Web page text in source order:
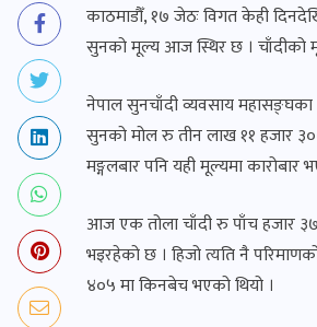
काठमाडौँ, १७ जेठः विगत केही
सुनको मूल्य आज स्थिर छ । चाँदीको
नेपाल सुनचाँदी व्यवसाय
सुनको मोल रु तीन लाख ११ हजार
मङ्गलबार पनि यही मूल्यमा कारोबार
आज एक तोला चाँदी रु पाँच हजार
भइरहेको छ । हिजो त्यति नै
४०५ मा किनबेच भएको थियो ।